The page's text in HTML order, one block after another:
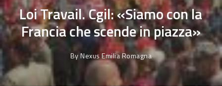
Loi Travail. Cgil: «Siamo con la
Francia che scende in piazza»
By Nexus Emilia Romagna